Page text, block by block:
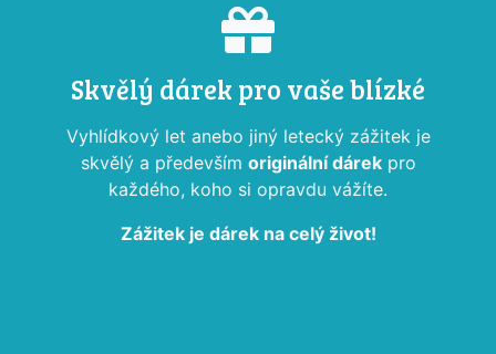
Skvělý dárek pro vaše blízké
Vyhlídkový let anebo jiný letecký zážitek je
skvělý a především originální dárekpro
každého, koho si opravdu vážíte.
Zážitek je dárek na celý život!